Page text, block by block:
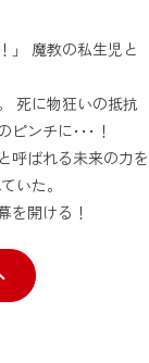
」 魔教の私生児と
死に物狂いの抵抗
ピンチに･･･！
呼ばれる未来の力を
いた。
を開ける！